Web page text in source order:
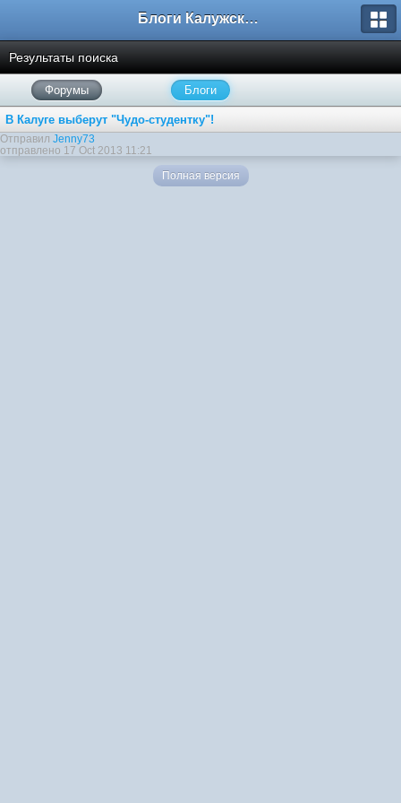
Блоги Калужского перекрестка
Результаты поиска
Форумы Блоги
В Калуге выберут "Чудо-студентку"!
Отправил Jenny73
отправлено 17 Oct 2013 11:21
Полная версия